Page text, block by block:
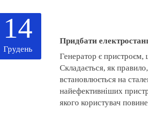
Придбати
Генератор є пристроєм,
Складається, як
встановлюється на
найефективніших
якого користувач
14
Грудень